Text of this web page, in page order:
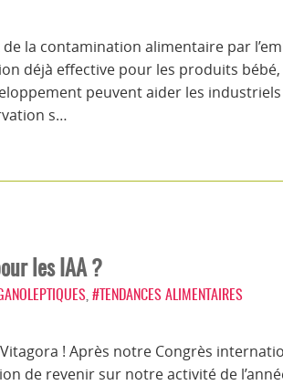
la contamination alimentaire par
déjà effective pour les produits
peuvent aider les
s…
les IAA ?
#TENDANCES ALIMENTAIRES
! Après notre Congrès
de revenir sur notre activité de